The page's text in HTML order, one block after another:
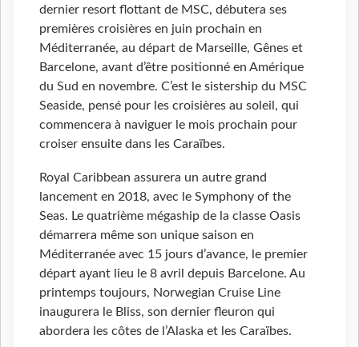
dernier resort flottant de MSC, débutera ses
premières croisières en juin prochain en
Méditerranée, au départ de Marseille, Gênes et
Barcelone, avant d’être positionné en Amérique
du Sud en novembre. C’est le sistership du MSC
Seaside, pensé pour les croisières au soleil, qui
commencera à naviguer le mois prochain pour
croiser ensuite dans les Caraïbes.
Royal Caribbean assurera un autre grand
lancement en 2018, avec le Symphony of the
Seas. Le quatrième mégaship de la classe Oasis
démarrera même son unique saison en
Méditerranée avec 15 jours d’avance, le premier
départ ayant lieu le 8 avril depuis Barcelone. Au
printemps toujours, Norwegian Cruise Line
inaugurera le Bliss, son dernier fleuron qui
abordera les côtes de l’Alaska et les Caraïbes.